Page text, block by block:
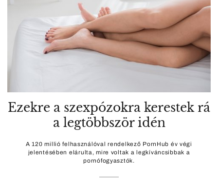
Ezekre a szexpózokra kerestek rá
a legtöbbször idén
A 120 millió felhasználóval rendelkező PornHub év végi
jelentésében elárulta, mire voltak a legkíváncsibbak a
pornófogyasztók.